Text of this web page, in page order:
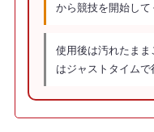
から競技を開始して
使用後は汚れたま
はジャストタイムで